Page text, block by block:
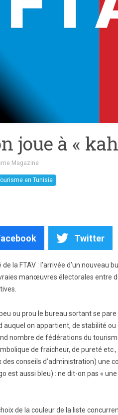
joue à «
Magazine
en Tunisie
Twitter
la FTAV : l’arrivée d’un nouveau
manœuvres électorales entre
ou prou le bureau sortant se
auquel on appartient, de stabilité ou
nombre de fédérations du
de fraicheur, de pureté
conseils d’administration) une
est aussi bleu) : ne dit-on pas «
de la couleur de la liste